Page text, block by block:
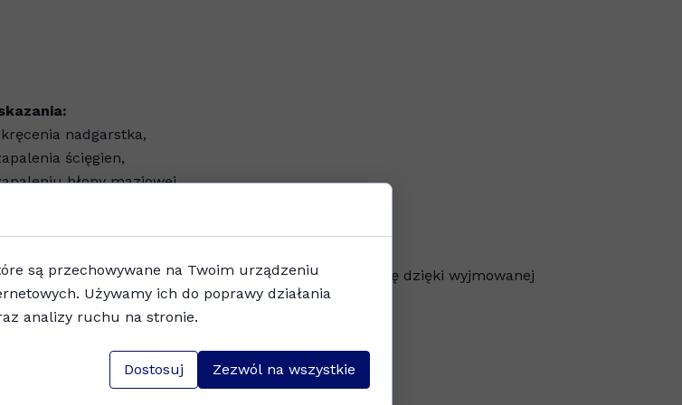
nadgarstka,
ścięgien,
błony maziowej,
rozmiary- S, M, L Pasuje na lewą i prawą stronę dzięki wyjmowanej
są przechowywane na Twoim urządzeniu
Używamy ich do poprawy działania
analizy ruchu na stronie.
Dostosuj Zezwól na wszystkie